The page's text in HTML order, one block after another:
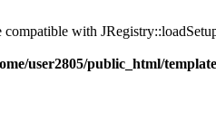
with
user2805/public_html/